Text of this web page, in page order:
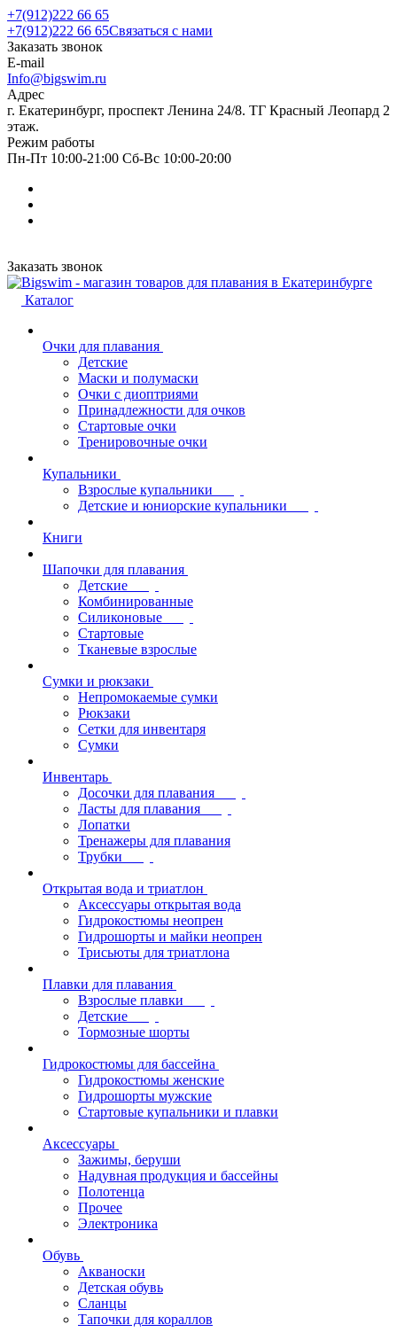
+7(912)222 66 65
+7(912)222 66 65Связаться с нами
Заказать звонок
E-mail
Info@bigswim.ru
Адрес
г. Екатеринбург, проспект Ленина 24/8. ТГ Красный Леопард 2
этаж.
Режим работы
Пн-Пт 10:00-21:00 Сб-Вс 10:00-20:00
Заказать звонок
Каталог
Очки для плавания
Детские
Маски и полумаски
Очки с диоптриями
Принадлежности для очков
Стартовые очки
Тренировочные очки
Купальники
Взрослые купальники
Детские и юниорские купальники
Книги
Шапочки для плавания
Детские
Комбинированные
Силиконовые
Стартовые
Тканевые взрослые
Сумки и рюкзаки
Непромокаемые сумки
Рюкзаки
Сетки для инвентаря
Сумки
Инвентарь
Досочки для плавания
Ласты для плавания
Лопатки
Тренажеры для плавания
Трубки
Открытая вода и триатлон
Аксессуары открытая вода
Гидрокостюмы неопрен
Гидрошорты и майки неопрен
Трисьюты для триатлона
Плавки для плавания
Взрослые плавки
Детские
Тормозные шорты
Гидрокостюмы для бассейна
Гидрокостюмы женские
Гидрошорты мужские
Стартовые купальники и плавки
Аксессуары
Зажимы, беруши
Надувная продукция и бассейны
Полотенца
Прочее
Электроника
Обувь
Акваноски
Детская обувь
Сланцы
Тапочки для кораллов